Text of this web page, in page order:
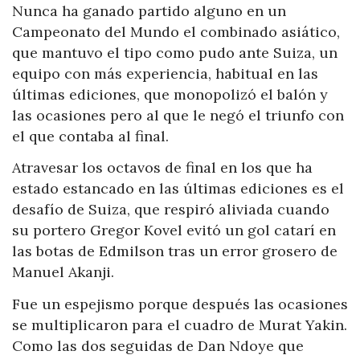
Nunca ha ganado partido alguno en un
Campeonato del Mundo el combinado asiático,
que mantuvo el tipo como pudo ante Suiza, un
equipo con más experiencia, habitual en las
últimas ediciones, que monopolizó el balón y
las ocasiones pero al que le negó el triunfo con
el que contaba al final.
Atravesar los octavos de final en los que ha
estado estancado en las últimas ediciones es el
desafío de Suiza, que respiró aliviada cuando
su portero Gregor Kovel evitó un gol catarí en
las botas de Edmilson tras un error grosero de
Manuel Akanji.
Fue un espejismo porque después las ocasiones
se multiplicaron para el cuadro de Murat Yakin.
Como las dos seguidas de Dan Ndoye que